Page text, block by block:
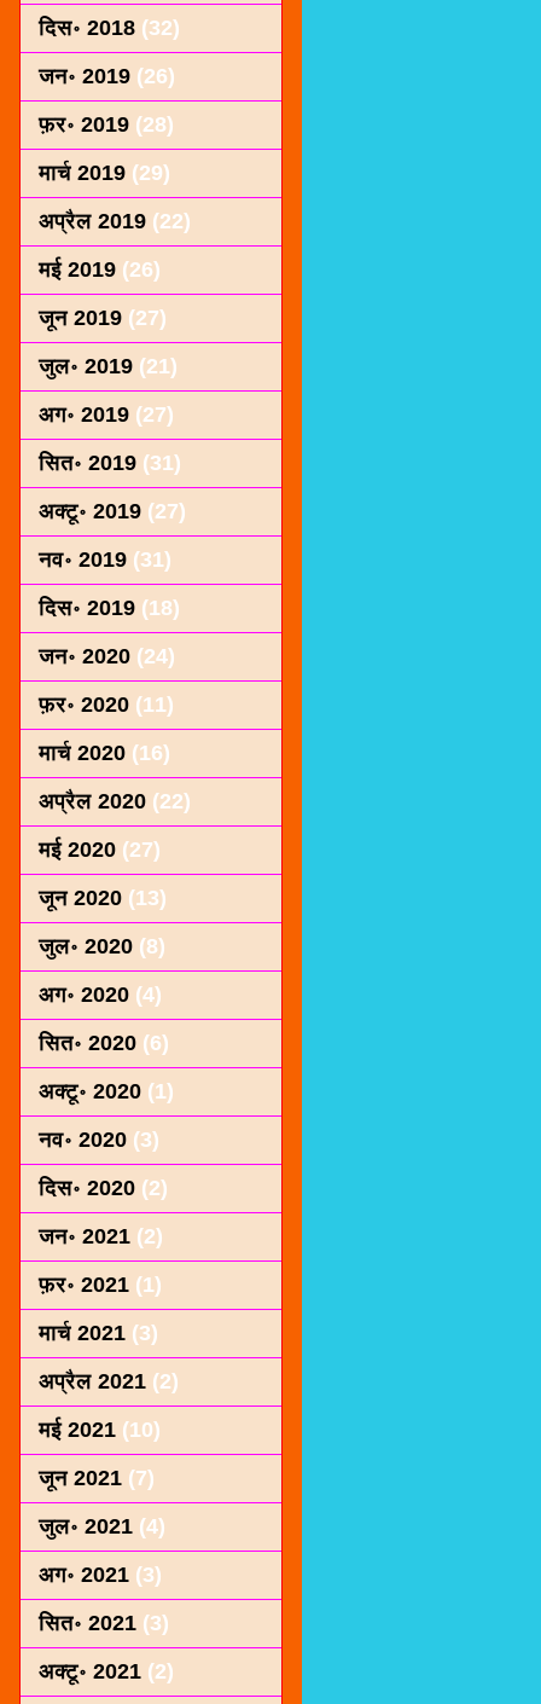
दिस॰ 2018 (32)
जन॰ 2019 (26)
फ़र॰ 2019 (28)
मार्च 2019 (29)
अप्रैल 2019 (22)
मई 2019 (26)
जून 2019 (27)
जुल॰ 2019 (21)
अग॰ 2019 (27)
सित॰ 2019 (31)
अक्टू॰ 2019 (27)
नव॰ 2019 (31)
दिस॰ 2019 (18)
जन॰ 2020 (24)
फ़र॰ 2020 (11)
मार्च 2020 (16)
अप्रैल 2020 (22)
मई 2020 (27)
जून 2020 (13)
जुल॰ 2020 (8)
अग॰ 2020 (4)
सित॰ 2020 (6)
अक्टू॰ 2020 (1)
नव॰ 2020 (3)
दिस॰ 2020 (2)
जन॰ 2021 (2)
फ़र॰ 2021 (1)
मार्च 2021 (3)
अप्रैल 2021 (2)
मई 2021 (10)
जून 2021 (7)
जुल॰ 2021 (4)
अग॰ 2021 (3)
सित॰ 2021 (3)
अक्टू॰ 2021 (2)